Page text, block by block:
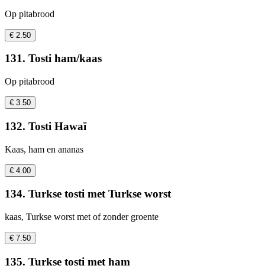
Op pitabrood
€ 2.50
131. Tosti ham/kaas
Op pitabrood
€ 3.50
132. Tosti Hawaï
Kaas, ham en ananas
€ 4.00
134. Turkse tosti met Turkse worst
kaas, Turkse worst met of zonder groente
€ 7.50
135. Turkse tosti met ham